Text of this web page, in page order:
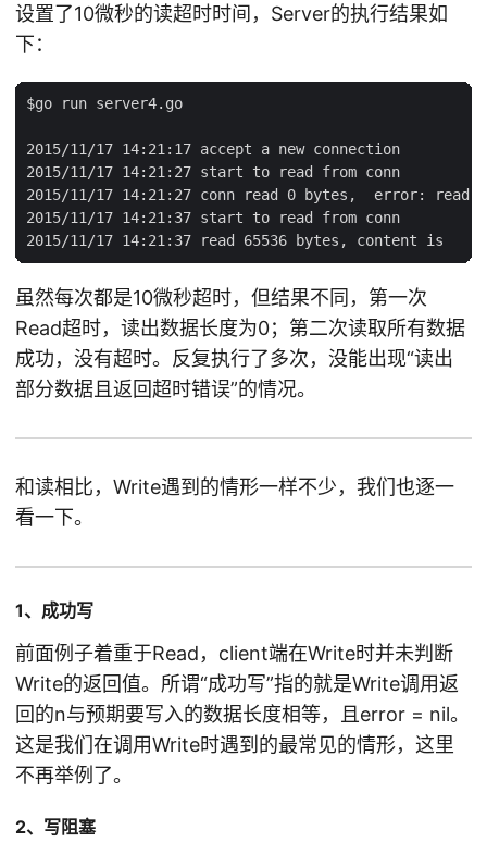
设置了10微秒的读超时时间，Server的执行结果如
下：
$go run server4.go
2015/11/17 14:21:17 accept a new connection
2015/11/17 14:21:27 start to read from conn
2015/11/17 14:21:27 conn read 0 bytes,  error: read
2015/11/17 14:21:37 start to read from conn
虽然每次都是10微秒超时，但结果不同，第一次
Read超时，读出数据长度为0；第二次读取所有数据
成功，没有超时。反复执行了多次，没能出现“读出
部分数据且返回超时错误”的情况。
和读相比，Write遇到的情形一样不少，我们也逐一
看一下。
1、成功写
前面例子着重于Read，client端在Write时并未判断
Write的返回值。所谓“成功写”指的就是Write调用返
回的n与预期要写入的数据长度相等，且error = nil。
这是我们在调用Write时遇到的最常见的情形，这里
不再举例了。
2、写阻塞